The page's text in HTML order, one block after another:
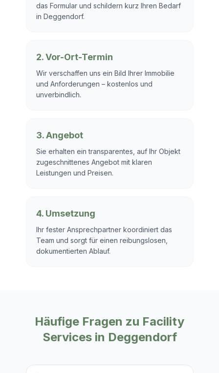
das Formular und schildern kurz Ihren Bedarf
in Deggendorf.
2. Vor-Ort-Termin
Wir verschaffen uns ein Bild Ihrer Immobilie
und Anforderungen – kostenlos und
unverbindlich.
3. Angebot
Sie erhalten ein transparentes, auf Ihr Objekt
zugeschnittenes Angebot mit klaren
Leistungen und Preisen.
4. Umsetzung
Ihr fester Ansprechpartner koordiniert das
Team und sorgt für einen reibungslosen,
dokumentierten Ablauf.
Häufige Fragen zu Facility
Services in Deggendorf